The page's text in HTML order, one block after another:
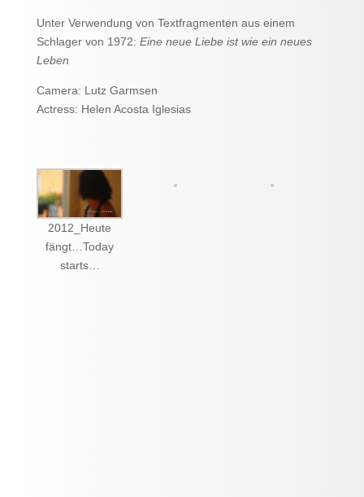
Unter Verwendung von Textfragmenten aus einem
Schlager von 1972: Eine neue Liebe ist wie ein neues
Leben
Camera: Lutz Garmsen
Actress: Helen Acosta Iglesias
2012_Heute
fängt…Today
starts…